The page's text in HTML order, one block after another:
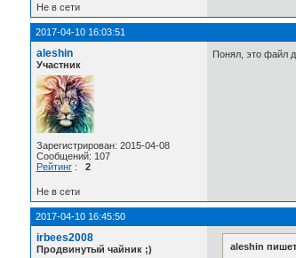
Не в сети
2017-04-10 16:03:51
aleshin
Участник
Зарегистрирован: 2015-04-08
Сообщений: 107
Рейтинг: 2
Понял, это файл
Не в сети
2017-04-10 16:45:50
irbees2008
Продвинутый чайник ;)
aleshin